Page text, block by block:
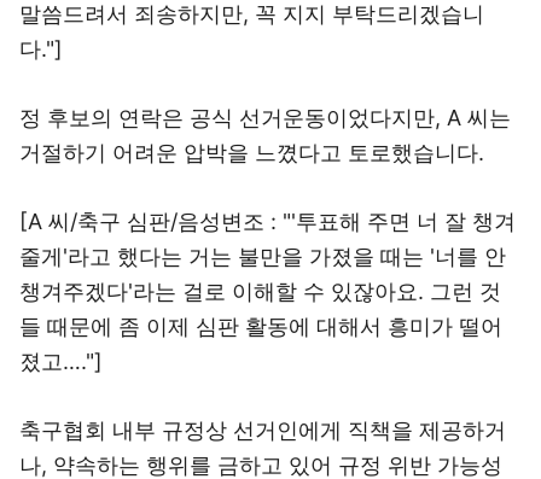
말씀드려서 죄송하지만, 꼭 지지 부탁드리겠습니
다."]
정 후보의 연락은 공식 선거운동이었다지만, A 씨는
거절하기 어려운 압박을 느꼈다고 토로했습니다.
[A 씨/축구 심판/음성변조 : "'투표해 주면 너 잘 챙겨
줄게'라고 했다는 거는 불만을 가졌을 때는 '너를 안
챙겨주겠다'라는 걸로 이해할 수 있잖아요. 그런 것
들 때문에 좀 이제 심판 활동에 대해서 흥미가 떨어
졌고…."]
축구협회 내부 규정상 선거인에게 직책을 제공하거
나, 약속하는 행위를 금하고 있어 규정 위반 가능성